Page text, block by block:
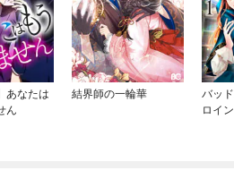
あなたは
ん
結界師の一輪華
バッ
ロイ